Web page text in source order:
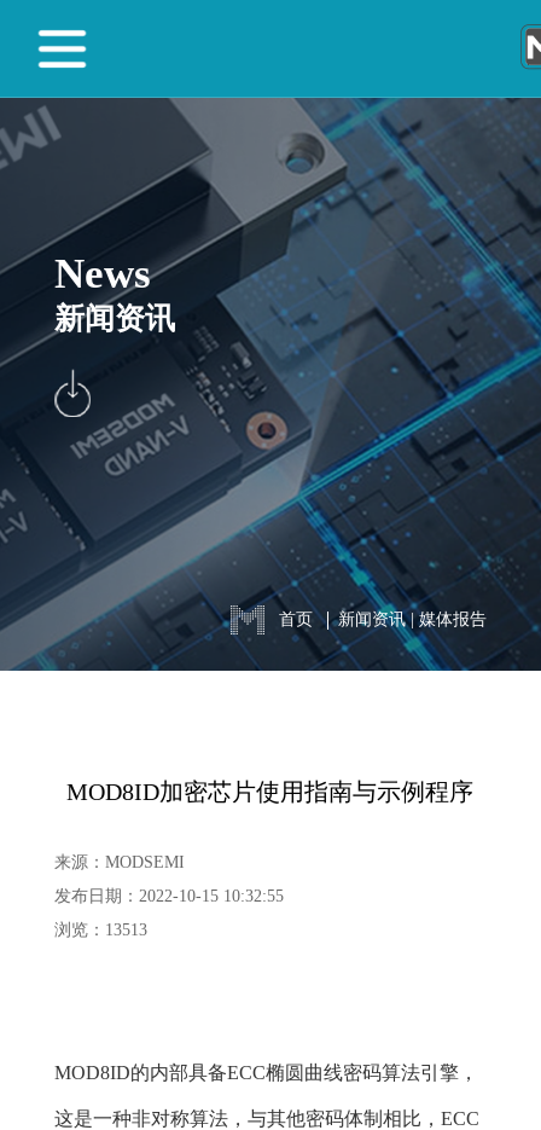
News
新闻资讯
首页 新闻资讯|媒体报告
MOD8ID加密芯片使用指南与示例程序
来源：MODSEMI
发布日期：2022-10-15 10:32:55
浏览：13513
MOD8ID的内部具备ECC椭圆曲线密码算法引擎，
这是一种非对称算法，与其他密码体制相比，ECC